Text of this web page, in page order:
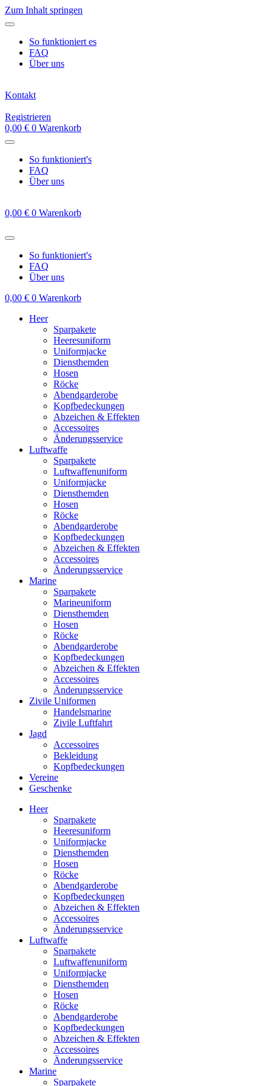
Zum Inhalt springen
So funktioniert es
FAQ
Über uns
Kontakt
Registrieren
0,00 € 0 Warenkorb
So funktioniert's
FAQ
Über uns
0,00 € 0 Warenkorb
So funktioniert's
FAQ
Über uns
0,00 € 0 Warenkorb
Heer
Sparpakete
Heeresuniform
Uniformjacke
Diensthemden
Hosen
Röcke
Abendgarderobe
Kopfbedeckungen
Abzeichen & Effekten
Accessoires
Änderungsservice
Luftwaffe
Sparpakete
Luftwaffenuniform
Uniformjacke
Diensthemden
Hosen
Röcke
Abendgarderobe
Kopfbedeckungen
Abzeichen & Effekten
Accessoires
Änderungsservice
Marine
Sparpakete
Marineuniform
Diensthemden
Hosen
Röcke
Abendgarderobe
Kopfbedeckungen
Abzeichen & Effekten
Accessoires
Änderungsservice
Zivile Uniformen
Handelsmarine
Zivile Luftfahrt
Jagd
Accessoires
Bekleidung
Kopfbedeckungen
Vereine
Geschenke
Heer
Sparpakete
Heeresuniform
Uniformjacke
Diensthemden
Hosen
Röcke
Abendgarderobe
Kopfbedeckungen
Abzeichen & Effekten
Accessoires
Änderungsservice
Luftwaffe
Sparpakete
Luftwaffenuniform
Uniformjacke
Diensthemden
Hosen
Röcke
Abendgarderobe
Kopfbedeckungen
Abzeichen & Effekten
Accessoires
Änderungsservice
Marine
Sparpakete